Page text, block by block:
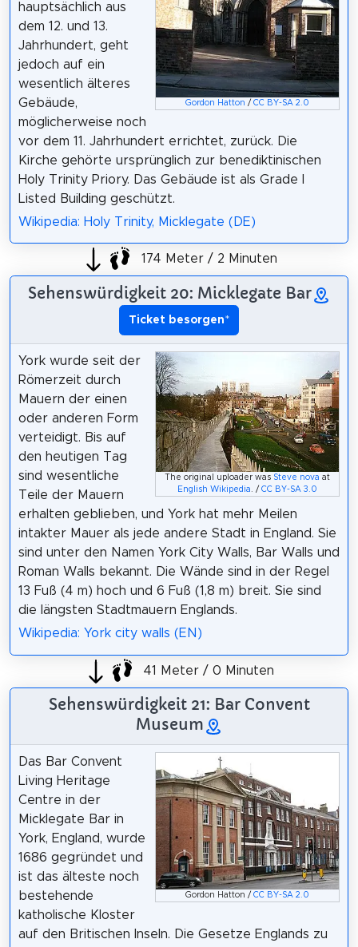
Gordon Hatton /CC BY-SA 2.0
hauptsächlich aus
dem 12. und 13.
Jahrhundert, geht
jedoch auf ein
wesentlich älteres
Gebäude,
möglicherweise noch
vor dem 11. Jahrhundert errichtet, zurück. Die
Kirche gehörte ursprünglich zur benediktinischen
Holy Trinity Priory. Das Gebäude ist als Grade I
Listed Building geschützt.
Wikipedia: Holy Trinity, Micklegate (DE)
174 Meter / 2 Minuten
Sehenswürdigkeit 20: Micklegate Bar
Ticket besorgen*
The original uploader was Steve nova at
English Wikipedia . /CC BY-SA 3.0
York wurde seit der
Römerzeit durch
Mauern der einen
oder anderen Form
verteidigt. Bis auf
den heutigen Tag
sind wesentliche
Teile der Mauern
erhalten geblieben, und York hat mehr Meilen
intakter Mauer als jede andere Stadt in England. Sie
sind unter den Namen York City Walls, Bar Walls und
Roman Walls bekannt. Die Wände sind in der Regel
13 Fuß (4 m) hoch und 6 Fuß (1,8 m) breit. Sie sind
die längsten Stadtmauern Englands.
Wikipedia: York city walls (EN)
41 Meter / 0 Minuten
Sehenswürdigkeit 21: Bar Convent
Museum
Gordon Hatton /CC BY-SA 2.0
Das Bar Convent
Living Heritage
Centre in der
Micklegate Bar in
York, England, wurde
1686 gegründet und
ist das älteste noch
bestehende
katholische Kloster
auf den Britischen Inseln. Die Gesetze Englands zu